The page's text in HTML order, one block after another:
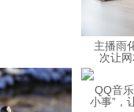
主播雨
次让
QQ音
小事”，